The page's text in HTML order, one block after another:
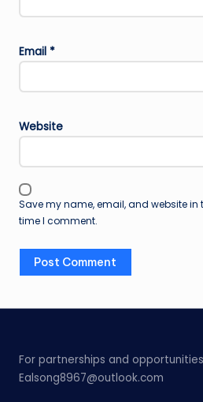
Email *
Website
Save my name, email, and website in
time I comment.
For partnerships and
Ealsong8967@outlook.com